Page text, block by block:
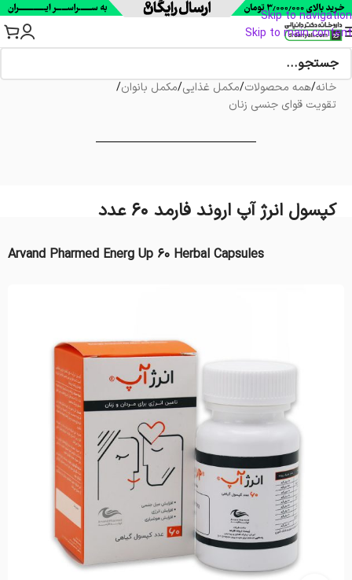
Skip to navigation
Skip to main content
خانه/همه محصولات/مکمل غذایی/مکمل بانوان/
تقویت قوای جنسی زنان
کپسول انرژ آپ اروند فارمد 60 عدد
Arvand Pharmed Energ Up 60 Herbal Capsules